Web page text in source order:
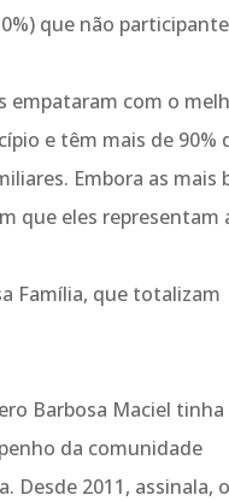
que não
empataram com o
e têm mais de 90%
Embora as mais
que eles representam
Família, que totalizam
Barbosa Maciel tinha
da comunidade
Desde 2011, assinala,